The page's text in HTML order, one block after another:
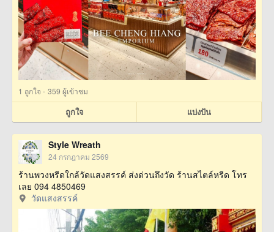
1 ถูกใจ · 359 ผู้เข้าชม
ถูกใจ แบ่งปัน
Style Wreath
24 กรกฎาคม 2569
ร้านพวงหรีดใกล้วัดแสงสรรค์ ส่งด่วนถึงวัด ร้านสไตล์หรีด โทร
เลย 094 4850469
วัดแสงสรรค์